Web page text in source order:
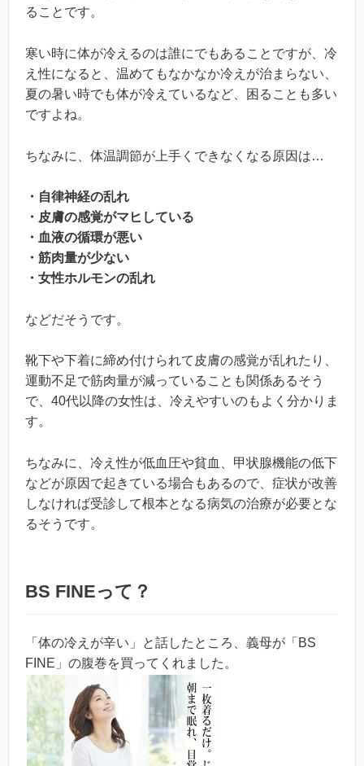
ることです。
寒い時に体が冷えるのは誰にでもあることですが、冷
え性になると、温めてもなかなか冷えが治まらない、
夏の暑い時でも体が冷えているなど、困ることも多い
ですよね。
ちなみに、体温調節が上手くできなくなる原因は…
・自律神経の乱れ
・皮膚の感覚がマヒしている
・血液の循環が悪い
・筋肉量が少ない
・女性ホルモンの乱れ
などだそうです。
靴下や下着に締め付けられて皮膚の感覚が乱れたり、
運動不足で筋肉量が減っていることも関係あるそう
で、40代以降の女性は、冷えやすいのもよく分かりま
す。
ちなみに、冷え性が低血圧や貧血、甲状腺機能の低下
などが原因で起きている場合もあるので、症状が改善
しなければ受診して根本となる病気の治療が必要とな
るそうです。
BS FINEって？
「体の冷えが辛い」と話したところ、義母が「BS
FINE」の腹巻を買ってくれました。